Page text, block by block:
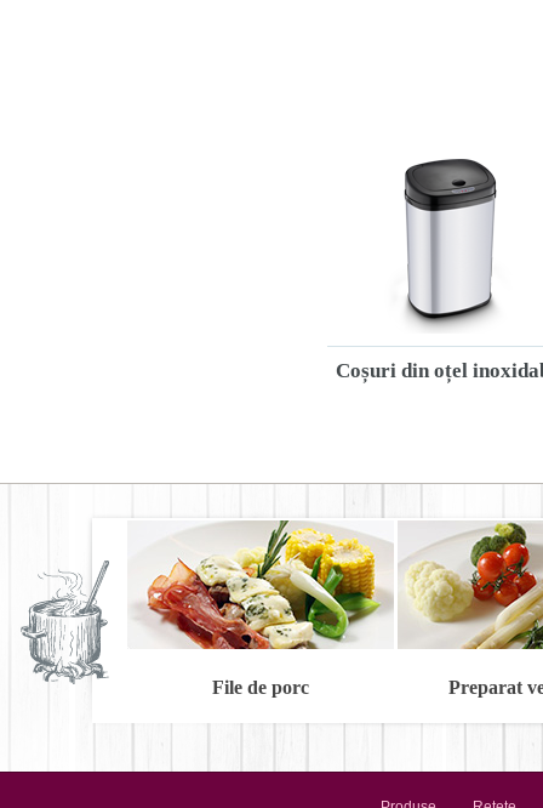
Coșuri din oțel
File de porc Preparat